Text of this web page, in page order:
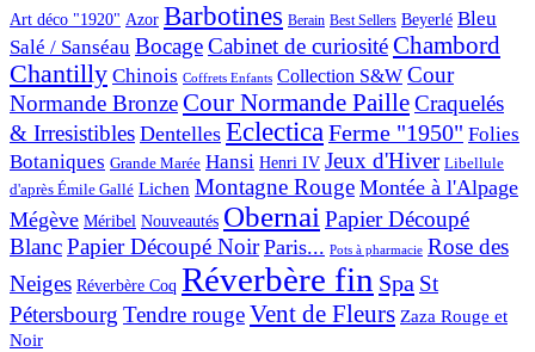
Art déco "1920" Azor Barbotines Berain Best Sellers Beyerlé Bleu
Salé / Sanséau BocageCabinet de curiositéChambord
Chantilly Chinois Coffrets Enfants Collection S&W Cour
Normande BronzeCour Normande PailleCraquelés
& Irresistibles Dentelles EclecticaFerme "1950" Folies
Botaniques Grande Marée Hansi Henri IV Jeux d'Hiver Libellule
d'après Émile Gallé Lichen Montagne Rouge Montée à l'Alpage
Mégève Méribel Nouveautés ObernaiPapier Découpé
BlancPapier Découpé Noir Paris... Pots à pharmacie Rose des
Neiges Réverbère Coq Réverbère fin Spa St
Pétersbourg Tendre rougeVent de Fleurs Zaza Rouge et
Noir